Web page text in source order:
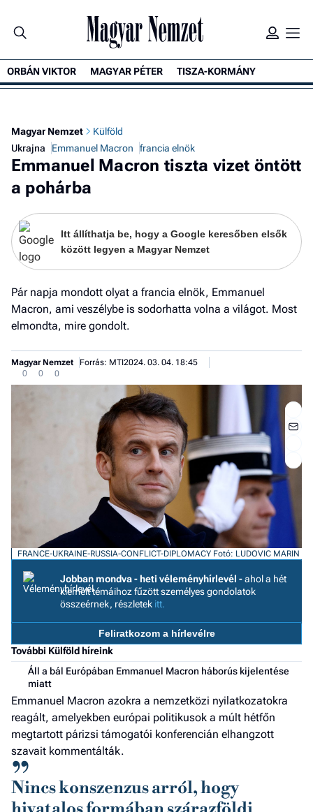
ORBÁN VIKTOR MAGYAR PÉTER TISZA-KORMÁNY
Magyar Nemzet
Külföld
Ukrajna
Emmanuel Macron francia elnök
Emmanuel Macron tiszta vizet öntött
a pohárba
Itt állíthatja be, hogy a Google keresőben elsők
között legyen a Magyar Nemzet
Pár napja mondott olyat a francia elnök, Emmanuel
Macron, ami veszélybe is sodorhatta volna a világot. Most
elmondta, mire gondolt.
Magyar Nemzet Forrás: MTI2024. 03. 04. 18:45
0
0 0
FRANCE-UKRAINE-RUSSIA-CONFLICT-DIPLOMACY Fotó: LUDOVIC MARIN
Jobban mondva - heti véleményhírlevél -ahol a hét
kiemelt témáihoz fűzött személyes gondolatok
összeérnek, részletek itt.
Feliratkozom a hírlevélre
További Külföld híreink
Áll a bál Európában Emmanuel Macron háborús kijelentése
miatt
Emmanuel Macron azokra a nemzetközi nyilatkozatokra
reagált, amelyekben európai politikusok a múlt hétfőn
megtartott párizsi támogatói konferencián elhangzott
szavait kommentálták.
Nincs konszenzus arról, hogy